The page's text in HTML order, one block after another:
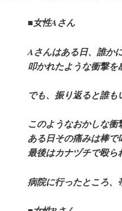
■女性Aさん
Aさんはある日、誰か
叩かれたような衝撃を
でも、振り返ると誰も
このようなおかしな衝
ある日その痛みは棒で
最後はカナヅチで殴ら
病院に行ったところ、